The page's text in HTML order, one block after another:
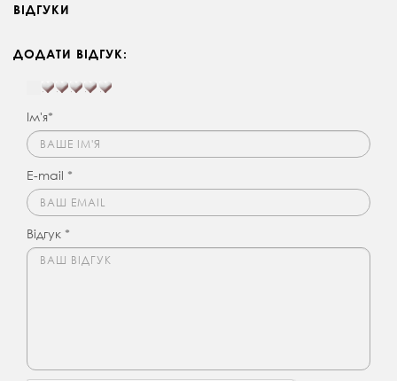
ВІДГУКИ
ДОДАТИ ВІДГУК:
Ім'я*
E-mail *
Відгук *